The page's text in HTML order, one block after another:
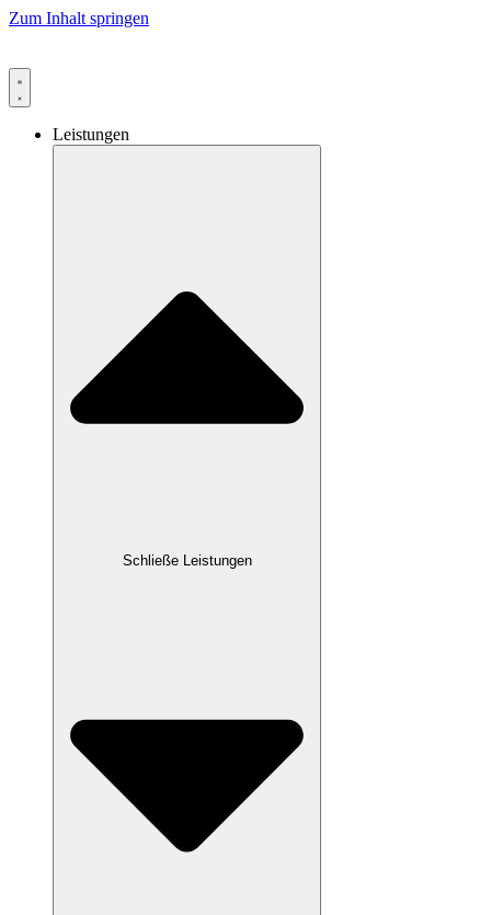
Zum Inhalt springen
Leistungen
Schließe Leistungen